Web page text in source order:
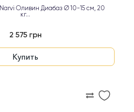
Оливин Диабаз Ø 10-15 см, 20
кг...
2 575 грн
Купить